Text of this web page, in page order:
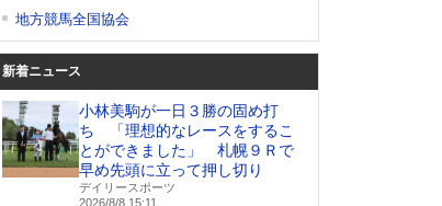
地方競馬全国協会
新着ニュース
小林美駒が一日３勝の固め打
ち 「理想的なレースをするこ
とができました」 札幌９Ｒで
早め先頭に立って押し切り
デイリースポーツ
2026/8/8 15:11